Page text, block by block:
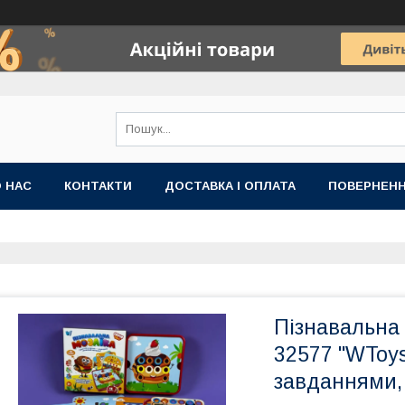
НАС КОНТАКТИ ДОСТАВКА І ОПЛАТА
32577
завданнями,